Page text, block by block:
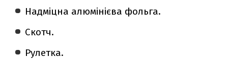
Надміцна алюмінієва фольга.
Скотч.
Рулетка.